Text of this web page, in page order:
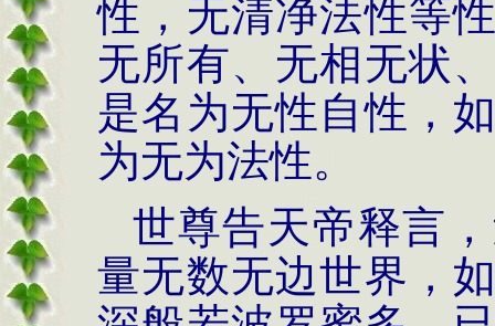
性，无清净法性等
无所有、无相无状
是名为无性自性，
为无为法性。
世尊告天帝释言
量无数无边世界，